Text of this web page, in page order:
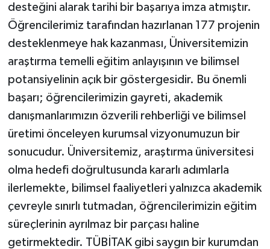
desteğini alarak tarihi bir başarıya imza atmıştır.
Öğrencilerimiz tarafından hazırlanan 177 projenin
desteklenmeye hak kazanması, Üniversitemizin
araştırma temelli eğitim anlayışının ve bilimsel
potansiyelinin açık bir göstergesidir. Bu önemli
başarı; öğrencilerimizin gayreti, akademik
danışmanlarımızın özverili rehberliği ve bilimsel
üretimi önceleyen kurumsal vizyonumuzun bir
sonucudur. Üniversitemiz, araştırma üniversitesi
olma hedefi doğrultusunda kararlı adımlarla
ilerlemekte, bilimsel faaliyetleri yalnızca akademik
çevreyle sınırlı tutmadan, öğrencilerimizin eğitim
süreçlerinin ayrılmaz bir parçası haline
getirmektedir. TÜBİTAK gibi saygın bir kurumdan